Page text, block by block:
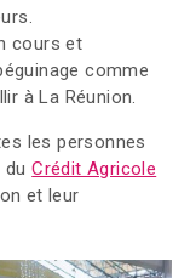
cours et
comme
à La Réunion.
les personnes
duCrédit Agricole
et leur